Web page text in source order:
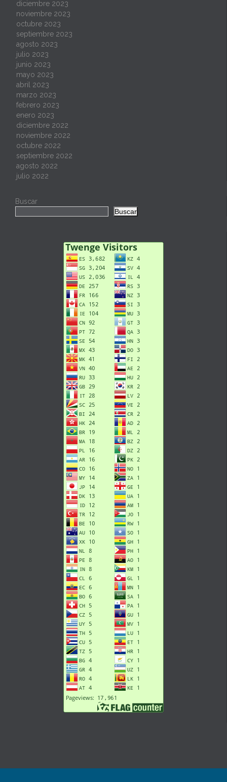
diciembre 2023
noviembre 2023
octubre 2023
septiembre 2023
agosto 2023
julio 2023
junio 2023
mayo 2023
abril 2023
marzo 2023
febrero 2023
enero 2023
diciembre 2022
noviembre 2022
octubre 2022
septiembre 2022
agosto 2022
julio 2022
Buscar
Buscar